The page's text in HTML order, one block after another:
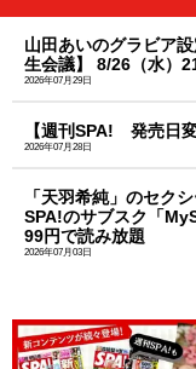
山田あいのグラビア
生会議】 8/26（水）
2026年07月29日
【週刊SPA! 発売日
2026年07月28日
「天羽希純」のセク
SPA!のサブスク「
99円で読み放題
2026年07月03日